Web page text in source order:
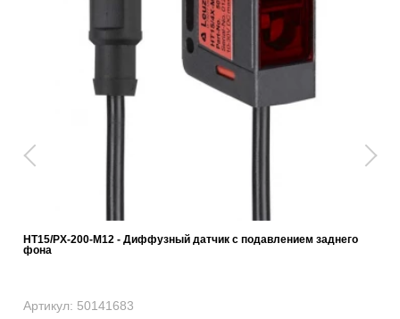
HT15/PX-200-M12 - Диффузный датчик с подавлением заднего
фона
Артикул: 50141683